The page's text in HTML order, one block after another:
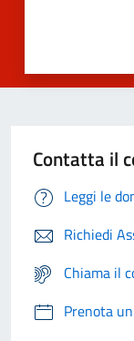
Contatta il
Leggi le
Richiedi
Chiama il
Prenota